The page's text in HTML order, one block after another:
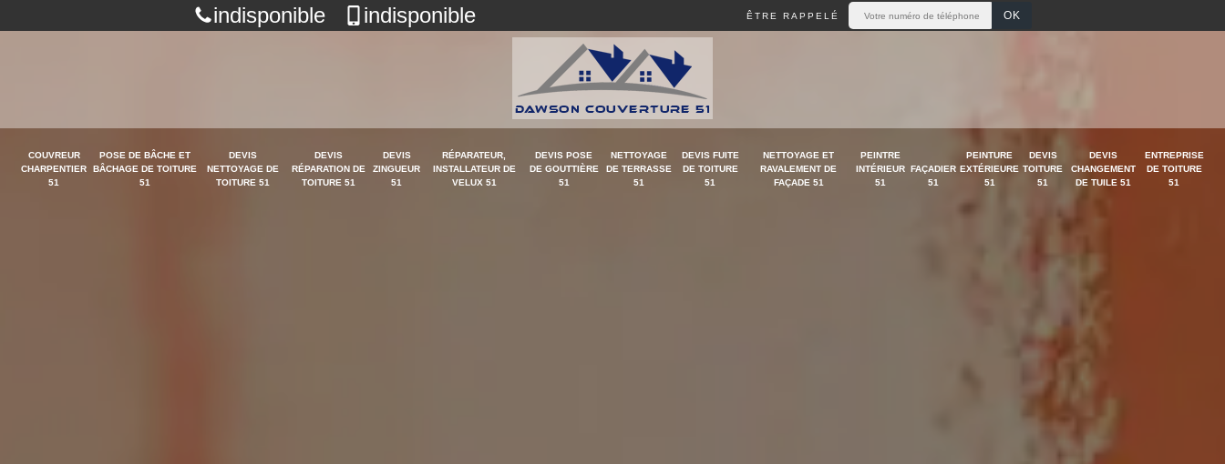
indisponible indisponible ÊTRE RAPPELÉ
COUVREUR
CHARPENTIER
51
POSE DE BÂCHE ET
BÂCHAGE DE TOITURE
51
DEVIS
NETTOYAGE DE
TOITURE 51
DEVIS
RÉPARATION DE
TOITURE 51
DEVIS
ZINGUEUR
51
RÉPARATEUR,
INSTALLATEUR DE
VELUX 51
DEVIS POSE
DE GOUTTIÈRE
51
NETTOYAGE
DE TERRASSE
51
DEVIS FUITE
DE TOITURE
51
NETTOYAGE ET
RAVALEMENT DE
FAÇADE 51
PEINTRE
INTÉRIEUR
51
FAÇADIER
51
PEINTURE
EXTÉRIEURE
51
DEVIS
TOITURE
51
DEVIS
CHANGEMENT
DE TUILE 51
ENTREPRISE
DE TOITURE
51